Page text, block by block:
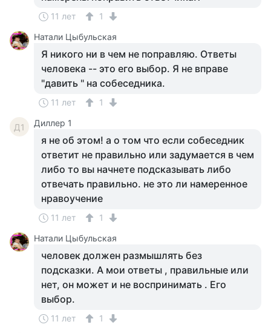
11 лет
1
Натали Цыбульская
Я никого ни в чем не поправляю. Ответы
человека -- это его выбор. Я не вправе
"давить " на собеседника.
11 лет 1
Д1 Диллер 1
я не об этом! а о том что если собеседник
ответит не правильно или задумается в чем
либо то вы начнете подсказывать либо
отвечать правильно. не это ли намеренное
нравоучение
11 лет
1
Натали Цыбульская
человек должен размышлять без
подсказки. А мои ответы , правильные или
нет, он может и не воспринимать . Его
выбор.
11 лет 1